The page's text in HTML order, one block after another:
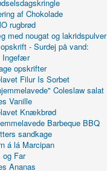
af Chokolade
rugbrød
med nougat og lakridspulver
- Surdej på vand:
Ingefær
opskrifter
Filur Is Sorbet
Coleslaw salat
Vanille
Knækbrød
Barbeque BBQ
sandkage
á lá Marcipan
og Far
Ananas